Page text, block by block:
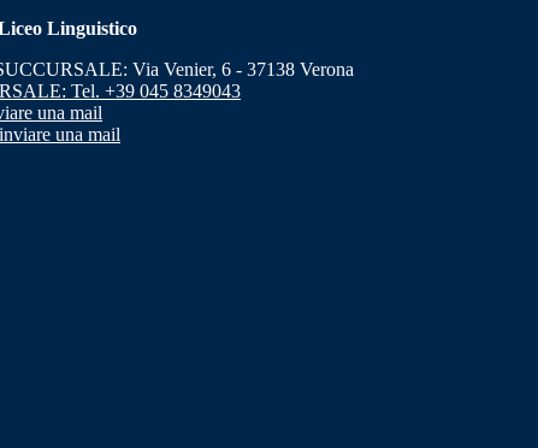
Linguistico
Via Venier, 6 - 37138 Verona
Tel. +39 045 8349043
una mail
una mail